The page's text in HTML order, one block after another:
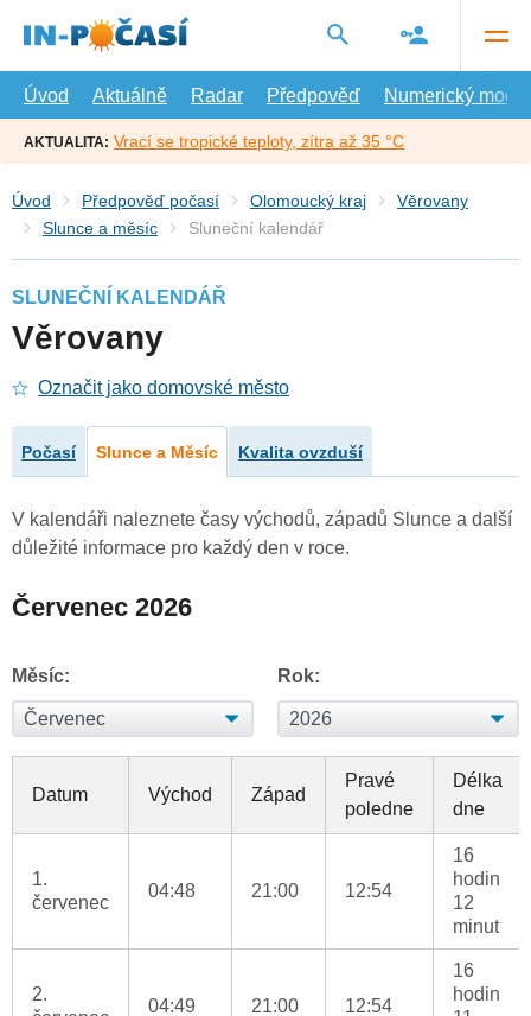
hlavní
Úvod
Aktuálně Radar Předpověď Numerický model
AKTUALITA: Vrací se tropické teploty, zítra až 35 °C
Úvod Předpověď počasí Olomoucký kraj
Věrovany
Slunce a měsíc
Sluneční kalendář
SLUNEČNÍ KALENDÁŘ
Věrovany
Označit jako domovské město
Počasí Slunce a Měsíc Kvalita ovzduší
V kalendáři naleznete časy východů, západů Slunce a další
důležité informace pro každý den v roce.
Červenec 2026
Měsíc: Rok:
Datum Východ Západ
Pravé
poledne
Délka
dne
1.
červenec
04:48 21:00 12:54
16
hodin
12
minut
2.
04:49 21:00 12:54
16
hodin